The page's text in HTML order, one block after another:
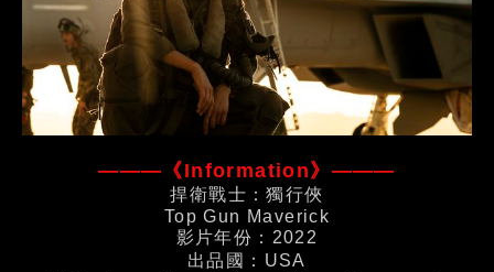
———《Information》———
捍衛戰士：獨行俠
Top Gun Maverick
影片年份：2022
出品國：USA